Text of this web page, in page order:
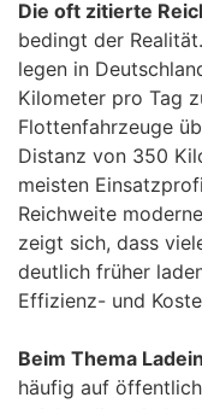
Die oft zitierte
bedingt der
legen in
Kilometer pro Tag
Flottenfahrzeuge
Distanz von 350
meisten
Reichweite
zeigt sich, dass
deutlich früher
Effizienz- und
Beim Thema
häufig auf